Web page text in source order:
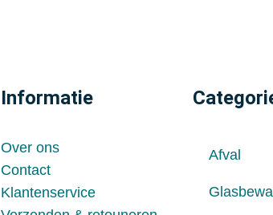
Informatie
Over ons
Contact
Klantenservice
Afval